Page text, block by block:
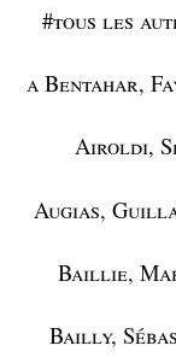
#tous les
a Bentahar,
Airoldi,
Augias,
Baillie,
Bailly,